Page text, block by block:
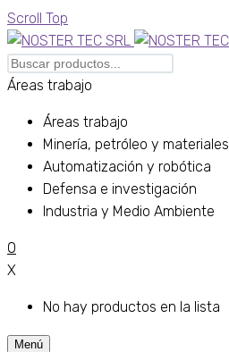
Scroll Top
Áreas trabajo
Áreas trabajo
Minería, petróleo y materiales
Automatización y robótica
Defensa e investigación
Industria y Medio Ambiente
0
X
No hay productos en la lista
Menú